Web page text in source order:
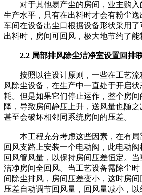
对于其他易产尘的房间，业主购入
生产水平，只有在出料时才会有粉尘
车间在设备出尘口根据设备形状采用
出料时，房间可回风，极大地节约了能
2.2 局部排风除尘洁净室设置回排
按照以往设计原则，一些在工艺流
风除尘设备，在生产中一直处于开启
耗。但是如果它们停止运作，整个房
降，导致房间静压上升，送风量也随之
甚至会破坏相邻同系统房间的压差。
本工程充分考虑这些因素，在有局
回风支路上安装一个电动阀，此电动
回风管风量，以保持房间压差恒定。当
洁净房间全回风。当工艺设备需除尘
间除尘排风，房间压差变小，这时房
压差自动调节回风量，回风量减小，